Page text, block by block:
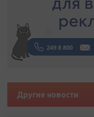
Другие новости